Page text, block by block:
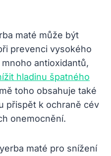
maté může být
prevenci vysokého
antioxidantů,
hladinu špatného
toho obsahuje také
přispět k ochraně cév
onemocnění.
maté pro snížení